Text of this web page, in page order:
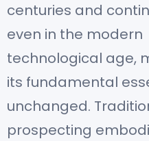
centuries and
even in the modern
technological age,
its fundamental
unchanged.
prospecting